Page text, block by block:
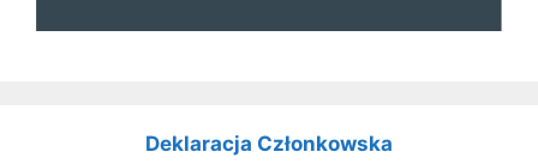
Deklaracja Członkowska